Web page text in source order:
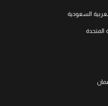
السعودية
LEORON Saudi Experts
الرحمانية، برج القمر، الطابق الثالث
المتحدة
Office No. 2,
Urmston, Manchester,
Str. 20, No 82, Cucer-Sandevo
LEORON Training
Baizakov street, 280, office 3
1991, Building No. 5341, Way No. 4560,